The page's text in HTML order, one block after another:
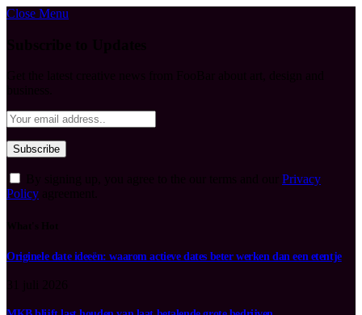
Close Menu
Privacy
Policy
Originele date ideeën: waarom actieve dates beter werken dan een etentje